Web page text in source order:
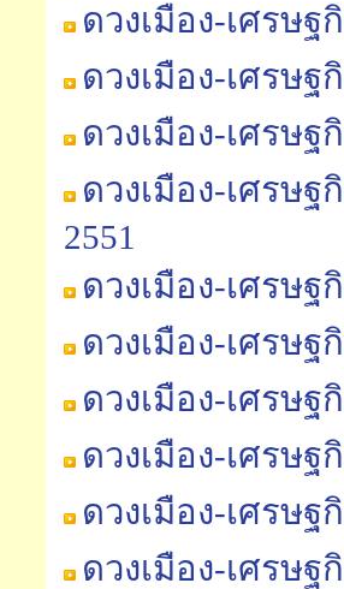
ดวงเมือง-เศรษ
ดวงเมือง-เศรษ
ดวงเมือง-เศรษ
ดวงเมือง-เศรษ
2551
ดวงเมือง-เศรษ
ดวงเมือง-เศรษ
ดวงเมือง-เศรษ
ดวงเมือง-เศรษ
ดวงเมือง-เศรษ
ดวงเมือง-เศรษ